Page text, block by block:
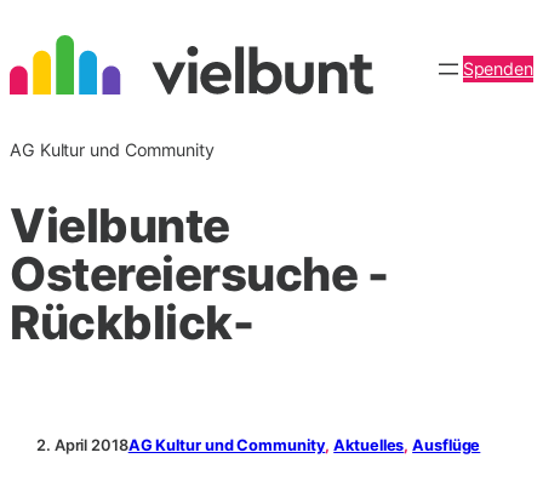
Inhalt
springen
Spenden
AG Kultur und Community
Vielbunte
Ostereiersuche -
Rückblick-
2. April 2018AG Kultur und Community, Aktuelles, Ausflüge